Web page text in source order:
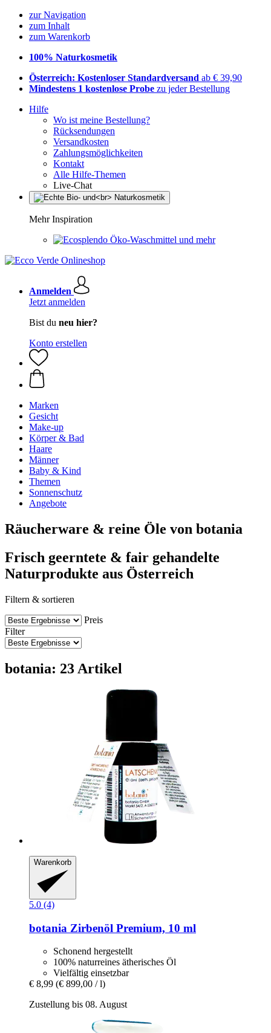
zur Navigation
zum Inhalt
zum Warenkorb
100% Naturkosmetik
Österreich: Kostenloser Standardversand ab € 39,90
Mindestens 1 kostenlose Probe zu jeder Bestellung
Hilfe
Wo ist meine Bestellung?
Rücksendungen
Versandkosten
Zahlungsmöglichkeiten
Kontakt
Alle Hilfe-Themen
Live-Chat
Mehr Inspiration
Öko-Waschmittel und mehr
Anmelden
Jetzt anmelden
Bist du neu hier?
Konto erstellen
Marken
Gesicht
Make-up
Körper & Bad
Haare
Männer
Baby & Kind
Themen
Sonnenschutz
Angebote
Räucherware & reine Öle von botania
Frisch geerntete & fair gehandelte
Naturprodukte aus Österreich
Filtern & sortieren
Preis
Filter
botania: 23 Artikel
Warenkorb
5.0 (4)
botania Zirbenöl Premium, 10 ml
Schonend hergestellt
100% naturreines ätherisches Öl
Vielfältig einsetzbar
€ 8,99 (€ 899,00 / l)
Zustellung bis 08. August